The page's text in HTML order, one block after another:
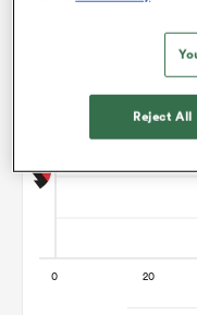
Reject All